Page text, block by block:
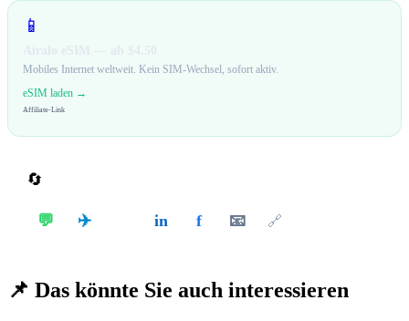
📱
Mobiles Internet weltweit. Kein SIM-Wechsel, sofort aktiv.
eSIM laden →
Affiliate-Link
🔄
💬 ✈️ in f 📧 🔗
📌 Das könnte Sie auch interessieren